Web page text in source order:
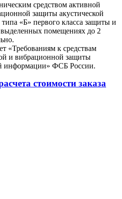
средством активной
защиты акустической
«Б» первого класса защиты и
помещениях до 2
«Требованиям к средствам
и вибрационной защиты
информации» ФСБ России.
стоимости заказа